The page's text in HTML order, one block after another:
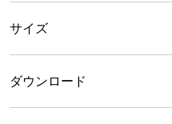
サイズ
ダウンロード